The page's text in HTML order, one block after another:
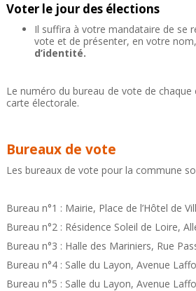
Voter le jour des élections
Il suffira à votre mandataire de se
vote et de présenter, en votre nom,
d’identité.
Le numéro du bureau de vote de
carte électorale.
Bureaux de vote
Les bureaux de vote pour la commune
Bureau n°1 : Mairie, Place de l’Hôtel de
Bureau n°2 : Résidence Soleil de Loire,
Bureau n°3 : Halle des Mariniers, Rue
Bureau n°4 : Salle du Layon, Avenue
Bureau n°5 : Salle du Layon, Avenue